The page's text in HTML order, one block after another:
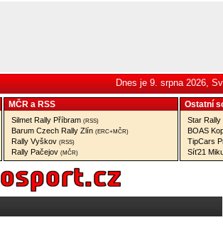
Dnes je 9. srpna 2026,
MČR a RSS
Silmet Rally Příbram (RSS)
Barum Czech Rally Zlín (ERC+MČR)
Rally Vyškov (RSS)
Rally Pačejov (MČR)
Ostatní­
Star Rally
BOAS
TipCars
Síť21